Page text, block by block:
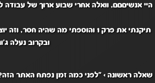
היי אנשיםםם, וואלה אחרי שבוע ארוך של
תיקנתי את פרק 1 והוספתי מה שהיה חסר, וזה יוצא עם פרק 2 ו-3. וואלה לגמרי לא ישנתי אז אני מעלה זריז ועף לישון חוח.
ובקרוב נעלה
שאלה ראשונה>"לפני כמה זמן נפתח האתר